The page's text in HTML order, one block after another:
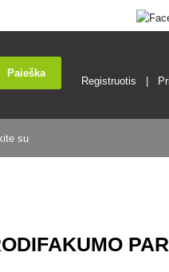
Paieška
Registruotis
su